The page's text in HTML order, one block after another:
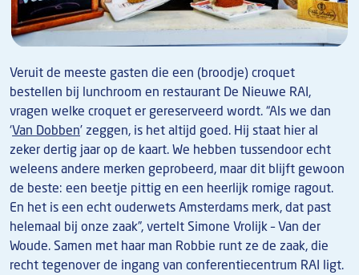
Veruit de meeste gasten die een (broodje) croquet
bestellen bij lunchroom en restaurant De Nieuwe RAI,
vragen welke croquet er gereserveerd wordt. “Als we dan
‘Van Dobben’ zeggen, is het altijd goed. Hij staat hier al
zeker dertig jaar op de kaart. We hebben tussendoor echt
weleens andere merken geprobeerd, maar dit blijft gewoon
de beste: een beetje pittig en een heerlijk romige ragout.
En het is een echt ouderwets Amsterdams merk, dat past
helemaal bij onze zaak”, vertelt Simone Vrolijk – Van der
Woude. Samen met haar man Robbie runt ze de zaak, die
recht tegenover de ingang van conferentiecentrum RAI ligt.